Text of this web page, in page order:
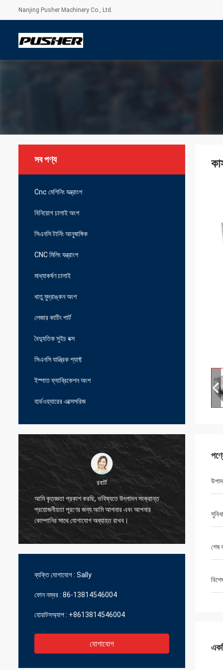
Nanjing Pusher Machinery Co., Ltd.
সব পণ্য
Cnc মেশিনিং যন্ত্রাংশ
বিনিয়োগ ঢালাই অংশ
সিএনসি টার্নিং আনুষাঙ্গিক
CNC মিলিং যন্ত্রাংশ
মাধ্যাকর্ষণ ঢালাই
ধাতু মুদ্রাঙ্কন অংশ
লেজার কাটিং পার্ট
বৈদ্যুতিক সুইচ বক্স
সিএনসি যান্ত্রিক শ্যাফ্ট
ইস্পাত ফ্যাব্রিকেশন অংশ
হার্ডওয়্যারের এক্সেসরিজ
রবার্ট
আমি কৃতজ্ঞতা প্রকাশ করছি, ভবিষ্যতে উৎপাদন সংক্রান্ত
প্রয়োজনীয়তা পূরণের জন্য আমি আপনার এবং আপনার
কোম্পানির সাথে যোগাযোগ অব্যাহত রাখব।
ব্যক্তি যোগাযোগ : Sally
ফোন নম্বর : 86-13814546004
হোয়াটসঅ্যাপ : +8613814546004
যোগাযোগ
সুবিধা
শেষ